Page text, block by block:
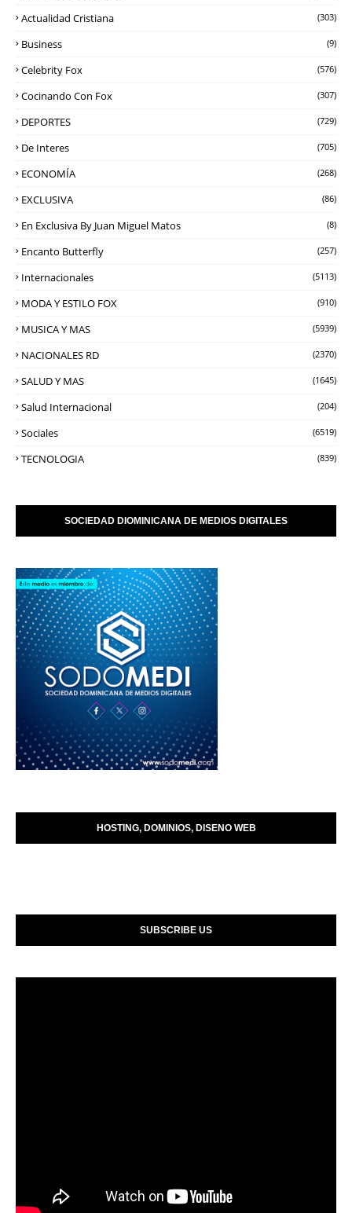
Actualidad Cristiana (303)
Business (9)
Celebrity Fox (576)
Cocinando Con Fox (307)
DEPORTES (729)
De Interes (705)
ECONOMÍA (268)
EXCLUSIVA (86)
En Exclusiva By Juan Miguel Matos (8)
Encanto Butterfly (257)
Internacionales (5113)
MODA Y ESTILO FOX (910)
MUSICA Y MAS (5939)
NACIONALES RD (2370)
SALUD Y MAS (1645)
Salud Internacional (204)
Sociales (6519)
TECNOLOGIA (839)
SOCIEDAD DIOMINICANA DE MEDIOS DIGITALES
HOSTING, DOMINIOS, DISENO WEB
SUBSCRIBE US